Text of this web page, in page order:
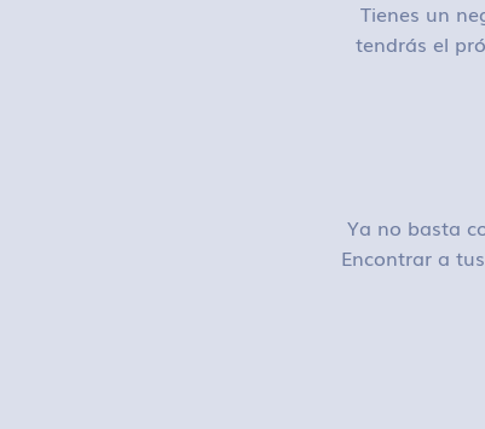
Tienes un
tendrás el
Ya no basta
Encontrar a